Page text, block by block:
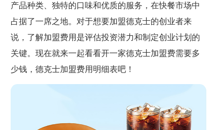
产品种类、独特的口味和优质的服务，在快餐市场中
占据了一席之地。对于想要加盟德克士的创业者来
说，了解加盟费用是评估投资潜力和制定创业计划的
关键。现在就来一起看看开一家德克士加盟费需要多
少钱，德克士加盟费用明细表吧！